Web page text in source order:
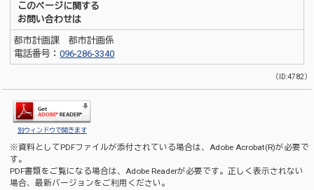
このページに関する
お問い合わせは
都市計画課 都市計画係
電話番号：096-286-3340
（ID:4782）
別ウィンドウで開きます
※資料としてPDFファイルが添付されている場合は、Adobe Acrobat(R)が必要で
す。
PDF書類をご覧になる場合は、Adobe Readerが必要です。正しく表示されない
場合、最新バージョンをご利用ください。